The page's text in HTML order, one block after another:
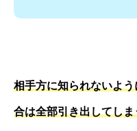
相手方に知られないよ
合は全部引き出してし